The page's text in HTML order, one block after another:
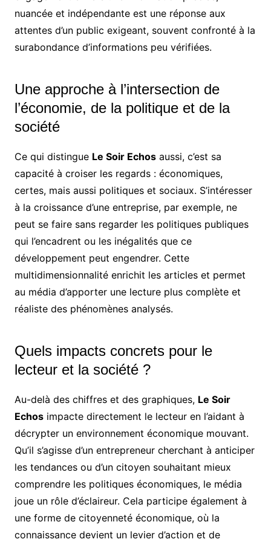
nuancée et indépendante est une réponse aux
attentes d’un public exigeant, souvent confronté à la
surabondance d’informations peu vérifiées.
Une approche à l’intersection de
l’économie, de la politique et de la
société
Ce qui distingue Le Soir Echosaussi, c’est sa
capacité à croiser les regards : économiques,
certes, mais aussi politiques et sociaux. S’intéresser
à la croissance d’une entreprise, par exemple, ne
peut se faire sans regarder les politiques publiques
qui l’encadrent ou les inégalités que ce
développement peut engendrer. Cette
multidimensionnalité enrichit les articles et permet
au média d’apporter une lecture plus complète et
réaliste des phénomènes analysés.
Quels impacts concrets pour le
lecteur et la société ?
Au-delà des chiffres et des graphiques, Le Soir
Echosimpacte directement le lecteur en l’aidant à
décrypter un environnement économique mouvant.
Qu’il s’agisse d’un entrepreneur cherchant à anticiper
les tendances ou d’un citoyen souhaitant mieux
comprendre les politiques économiques, le média
joue un rôle d’éclaireur. Cela participe également à
une forme de citoyenneté économique, où la
connaissance devient un levier d’action et de